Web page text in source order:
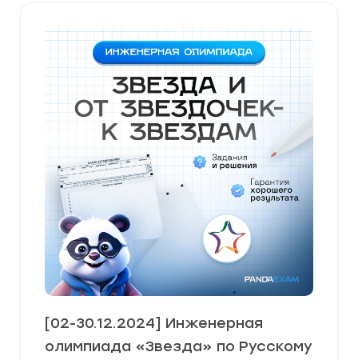
[02-30.12.2024] Инженерная
олимпиада «Звезда» по Русскому